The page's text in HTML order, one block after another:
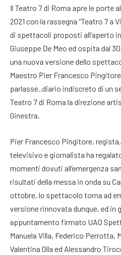
Il Teatro 7 di Roma apre le porte
2021 con la rassegna “Teatro 7 a
di spettacoli proposti all’aperto
Giuseppe De Meo ed ospita dal
una nuova versione dello
Maestro Pier Francesco
parlasse..diario indiscreto di un
Teatro 7 di Roma la direzione
Ginestra.
Pier Francesco Pingitore,
televisivo e giornalista ha
momenti dovuti all’emergenza
risultati della messa in onda su
ottobre, lo spettacolo torna ad
versione rinnovata dunque, ed in
appuntamento firmato UAO
Manuela Villa, Federico Perrotta,
Valentina Olla ed Alessandro